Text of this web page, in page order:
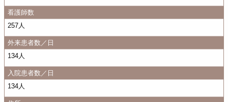
看護師数
257人
外来患者数／日
134人
入院患者数／日
134人